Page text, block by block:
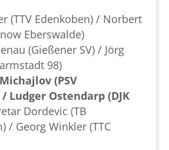
(TTV Edenkoben) / Norbert
Eberswalde)
(Gießener SV) / Jörg
98)
(PSV
Ludger Ostendarp (DJK
Dordevic (TB
/ Georg Winkler (TTC